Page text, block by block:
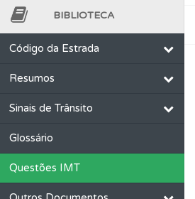
BIBLIOTECA
Código da Estrada
Resumos
Sinais de Trânsito
Glossário
Questões IMT